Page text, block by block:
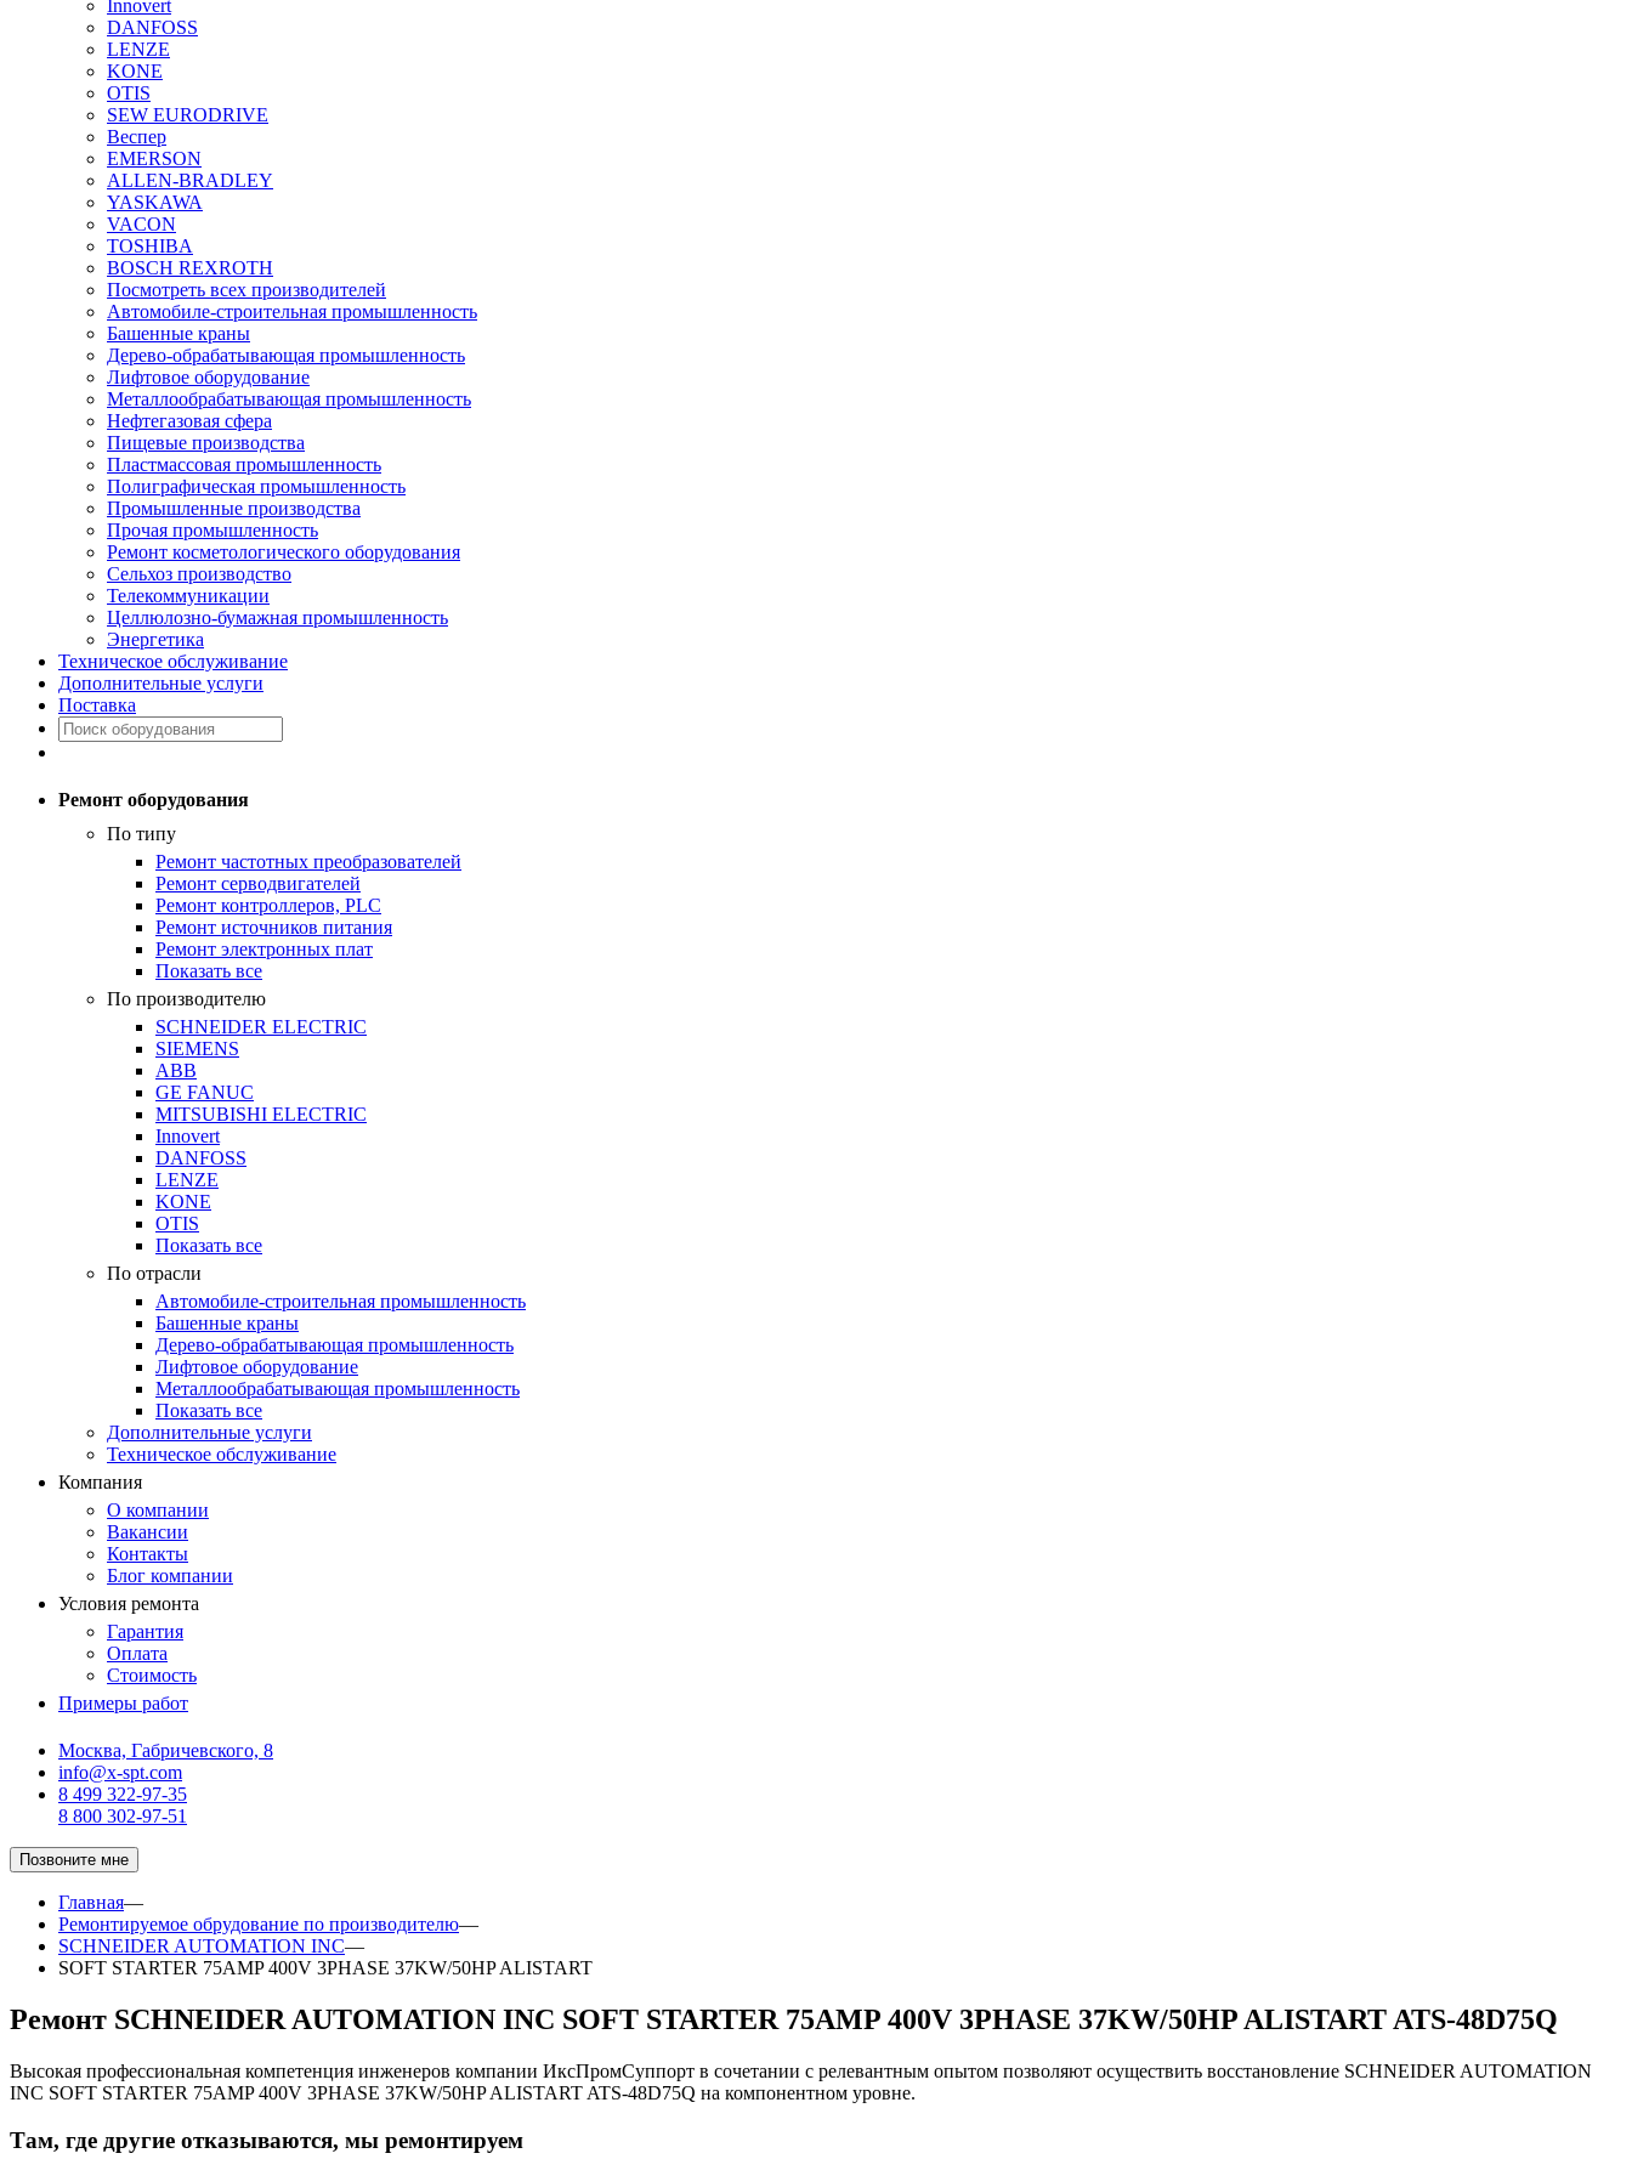
Innovert
DANFOSS
LENZE
KONE
OTIS
SEW EURODRIVE
Веспер
EMERSON
ALLEN-BRADLEY
YASKAWA
VACON
TOSHIBA
BOSCH REXROTH
Посмотреть всех производителей
Автомобиле-строительная промышленность
Башенные краны
Дерево-обрабатывающая промышленность
Лифтовое оборудование
Металлообрабатывающая промышленность
Нефтегазовая сфера
Пищевые производства
Пластмассовая промышленность
Полиграфическая промышленность
Промышленные производства
Прочая промышленность
Ремонт косметологического оборудования
Сельхоз производство
Телекоммуникации
Целлюлозно-бумажная промышленность
Энергетика
Техническое обслуживание
Дополнительные услуги
Поставка
Ремонт оборудования
По типу
Ремонт частотных преобразователей
Ремонт серводвигателей
Ремонт контроллеров, PLC
Ремонт источников питания
Ремонт электронных плат
Показать все
По производителю
SCHNEIDER ELECTRIC
SIEMENS
ABB
GE FANUC
MITSUBISHI ELECTRIC
Innovert
DANFOSS
LENZE
KONE
OTIS
Показать все
По отрасли
Автомобиле-строительная промышленность
Башенные краны
Дерево-обрабатывающая промышленность
Лифтовое оборудование
Металлообрабатывающая промышленность
Показать все
Дополнительные услуги
Техническое обслуживание
Компания
О компании
Вакансии
Контакты
Блог компании
Условия ремонта
Гарантия
Оплата
Стоимость
Примеры работ
Москва, Габричевского, 8
info@x-spt.com
8 499 322-97-35
8 800 302-97-51
Позвоните мне
Главная—
Ремонтируемое обрудование по производителю—
SCHNEIDER AUTOMATION INC—
SOFT STARTER 75AMP 400V 3PHASE 37KW/50HP ALISTART
Ремонт SCHNEIDER AUTOMATION INC SOFT STARTER 75AMP 400V 3PHASE 37KW/50HP ALISTART ATS-48D75Q
Высокая профессиональная компетенция инженеров компании ИксПромСуппорт в сочетании с релевантным опытом позволяют осуществить восстановление SCHNEIDER AUTOMATION
INC SOFT STARTER 75AMP 400V 3PHASE 37KW/50HP ALISTART ATS-48D75Q на компонентном уровне.
Там, где другие отказываются, мы ремонтируем